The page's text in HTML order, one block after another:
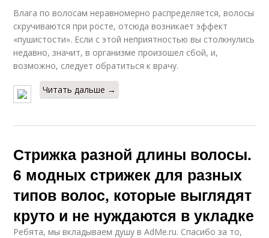
Влага по волосам неравномерно распределяется, волосы
скручиваются при росте, отсюда возникает эффект
«пушистости». Если с этой неприятностью вы столкнулись
недавно, значит, в организме произошел сбой, и,
возможно, следует обратиться к врачу.
Читать дальше →
Стрижка разной длины волосы.
6 модных стрижек для разных
типов волос, которые выглядят
круто и не нуждаются в укладке
Ребята, мы вкладываем душу в AdMe.ru. Cпасибо за то,